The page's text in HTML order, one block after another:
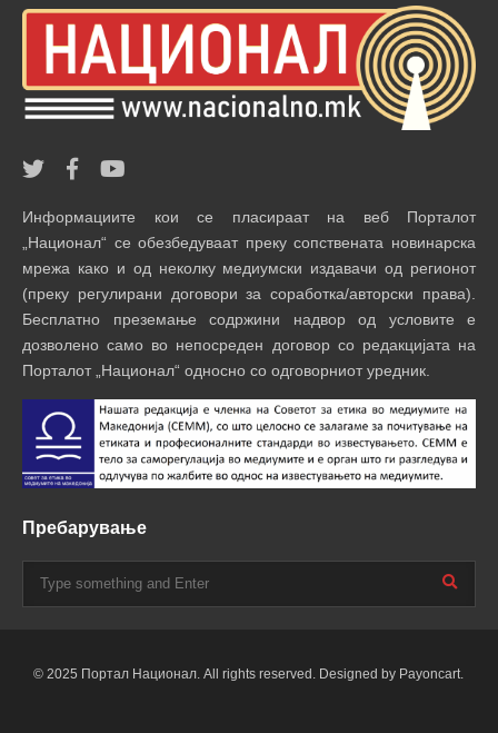
Информациите кои се пласираат на веб Порталот
„Национал“ се обезбедуваат преку сопствената новинарска
мрежа како и од неколку медиумски издавачи од регионот
(преку регулирани договори за соработка/авторски права).
Бесплатно преземање содржини надвор од условите е
дозволено само во непосреден договор со редакцијата на
Порталот „Национал“ односно со одговорниот уредник.
Пребарување
© 2025 Портал Национал. All rights reserved. Designed by Payoncart.